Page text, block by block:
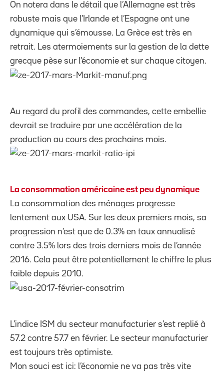
On notera dans le détail que l’Allemagne est très
robuste mais que l’Irlande et l’Espagne ont une
dynamique qui s’émousse. La Grèce est très en
retrait. Les atermoiements sur la gestion de la dette
grecque pèse sur l’économie et sur chaque citoyen.
Au regard du profil des commandes, cette embellie
devrait se traduire par une accélération de la
production au cours des prochains mois.
La consommation américaine est peu dynamique
La consommation des ménages progresse
lentement aux USA. Sur les deux premiers mois, sa
progression n’est que de 0.3% en taux annualisé
contre 3.5% lors des trois derniers mois de l’année
2016. Cela peut être potentiellement le chiffre le plus
faible depuis 2010.
L’indice ISM du secteur manufacturier s’est replié à
57.2 contre 57.7 en février. Le secteur manufacturier
est toujours très optimiste.
Mon souci est ici: l’économie ne va pas très vite